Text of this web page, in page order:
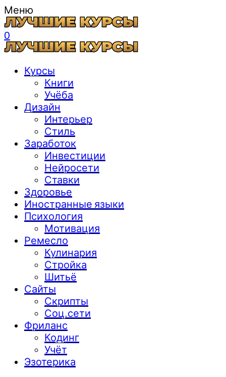
Меню
0
Курсы
Книги
Учёба
Дизайн
Интерьер
Стиль
Заработок
Инвестиции
Нейросети
Ставки
Здоровье
Иностранные языки
Психология
Мотивация
Ремесло
Кулинария
Стройка
Шитьё
Сайты
Скрипты
Соц.сети
Фриланс
Кодинг
Учёт
Эзотерика